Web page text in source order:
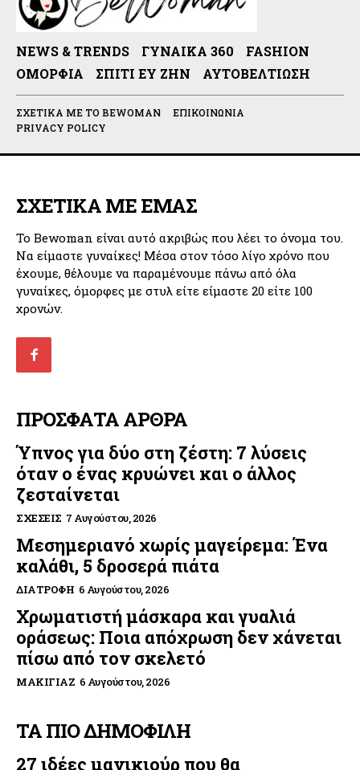
NEWS & TRENDS ΓΥΝΑΊΚΑ 360
FASHION
ΟΜΟΡΦΙΆ
ΣΠΊΤΙ ΕΥ ΖΗΝ ΑΥΤΟΒΕΛΤΊΩΣΗ
ΣΧΕΤΙΚΆ ΜΕ ΤΟ BEWOMAN
ΕΠΙΚΟΙΝΩΝΊΑ
PRIVACY POLICY
ΣΧΕΤΙΚΑ ΜΕ ΕΜΑΣ
Το Bewoman είναι αυτό ακριβώς που λέει το όνομα του.
Να είμαστε γυναίκες! Μέσα στον τόσο λίγο χρόνο που
έχουμε, θέλουμε να παραμένουμε πάνω από όλα
γυναίκες, όμορφες με στυλ είτε είμαστε 20 είτε 100
χρονών.
ΠΡΟΣΦΑΤΑ ΑΡΘΡΑ
Ύπνος για δύο στη ζέστη: 7 λύσεις
όταν ο ένας κρυώνει και ο άλλος
ζεσταίνεται
ΣΧΈΣΕΙΣ 7 Αυγούστου, 2026
Μεσημεριανό χωρίς μαγείρεμα: Ένα
καλάθι, 5 δροσερά πιάτα
ΔΙΑΤΡΟΦΉ 6 Αυγούστου, 2026
Χρωματιστή μάσκαρα και γυαλιά
οράσεως: Ποια απόχρωση δεν χάνεται
πίσω από τον σκελετό
ΜΑΚΙΓΙΆΖ 6 Αυγούστου, 2026
ΤΑ ΠΙΟ ΔΗΜΟΦΙΛΗ
27 ιδέες μανικιούρ που θα